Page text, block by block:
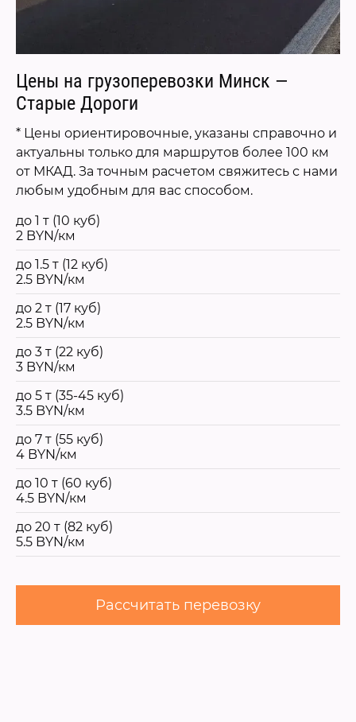
Цены на грузоперевозки Минск —
Старые Дороги
* Цены ориентировочные, указаны справочно и
актуальны только для маршрутов более 100 км
от МКАД. За точным расчетом свяжитесь с нами
любым удобным для вас способом.
до 1 т (10 куб)
2 BYN/км
до 1.5 т (12 куб)
2.5 BYN/км
до 2 т (17 куб)
2.5 BYN/км
до 3 т (22 куб)
3 BYN/км
до 5 т (35-45 куб)
3.5 BYN/км
до 7 т (55 куб)
4 BYN/км
до 10 т (60 куб)
4.5 BYN/км
до 20 т (82 куб)
5.5 BYN/км
Рассчитать перевозку